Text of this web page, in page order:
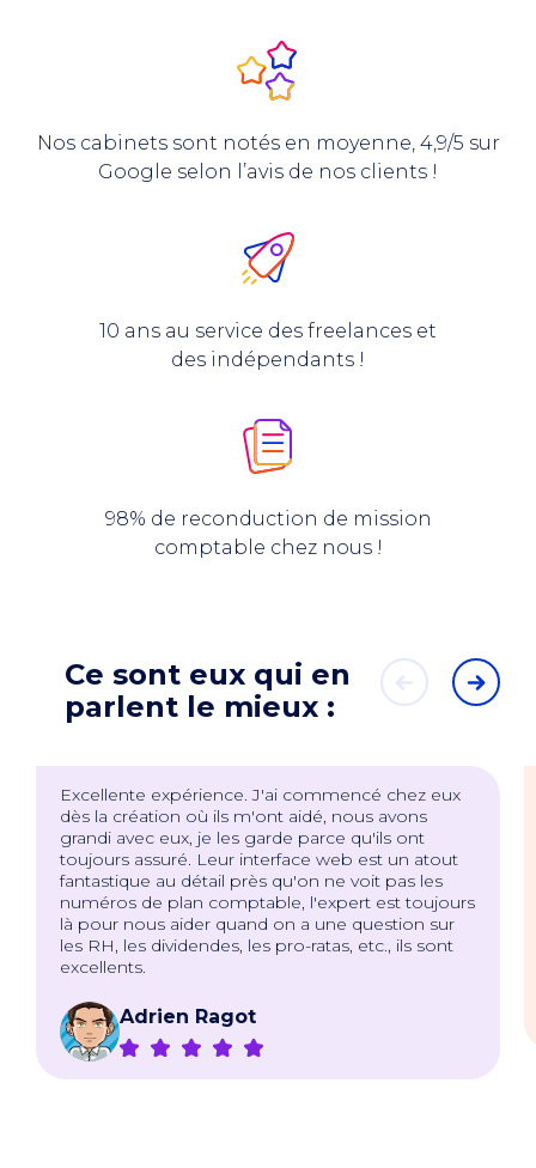
Nos cabinets sont notés en moyenne, 4,9/5 sur
Google selon l’avis de nos clients !
10 ans au service des freelances et
des indépendants !
98% de reconduction de mission
comptable chez nous !
Ce sont eux qui en
parlent le mieux :
Excellente expérience. J'ai commencé chez eux
dès la création où ils m'ont aidé, nous avons
grandi avec eux, je les garde parce qu'ils ont
toujours assuré. Leur interface web est un atout
fantastique au détail près qu'on ne voit pas les
numéros de plan comptable, l'expert est toujours
là pour nous aider quand on a une question sur
les RH, les dividendes, les pro-ratas, etc., ils sont
excellents.
Adrien Ragot